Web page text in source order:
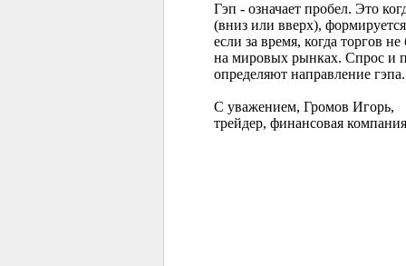
Гэп - означает пробел. Это
(вниз или вверх),
если за время, когда торгов
на мировых рынках. Спрос и
определяют направление гэпа.
С уважением, Громов Игорь,
трейдер, финансовая